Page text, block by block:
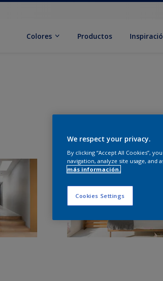
Colores Productos
We respect your privacy.
By clicking “Accept All Cookies”,
navigation, analyze site usage, and
más información.
Cookies Settings